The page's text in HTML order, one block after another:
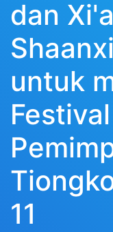
dan
untuk
11